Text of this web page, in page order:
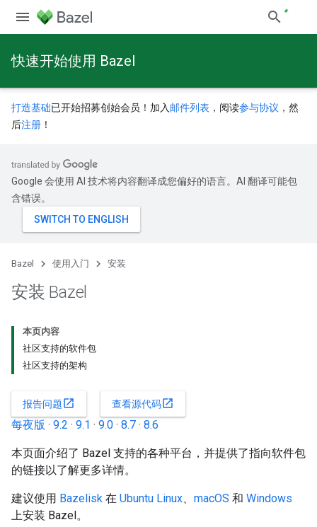
快速开始使用 Bazel
打造基础已开始招募创始会员！加入 邮件列表 ，阅读参与协议 ，然
后注册 ！
Google 会使用 AI 技术将内容翻译成您偏好的语言。AI 翻译可能包
含错误。
Bazel 使用入门 安装
安装 Bazel
本页内容
社区支持的软件包
社区支持的架构
报告问题open_in_new 查看源代码open_in_new
每夜版 · 9.2 · 9.1 · 9.0 · 8.7 · 8.6
本页面介绍了 Bazel 支持的各种平台，并提供了指向软件包
的链接以了解更多详情。
建议使用 Bazelisk 在 Ubuntu Linux、 macOS 和 Windows
上安装 Bazel。